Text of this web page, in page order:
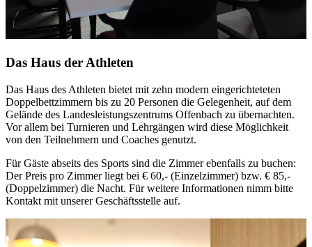
Das Haus der Athleten
Das Haus des Athleten bietet mit zehn modern eingerichteteten
Doppelbettzimmern bis zu 20 Personen die Gelegenheit, auf dem
Gelände des Landesleistungszentrums Offenbach zu übernachten.
Vor allem bei Turnieren und Lehrgängen wird diese Möglichkeit
von den Teilnehmern und Coaches genutzt.
Für Gäste abseits des Sports sind die Zimmer ebenfalls zu buchen:
Der Preis pro Zimmer liegt bei € 60,- (Einzelzimmer) bzw. € 85,-
(Doppelzimmer) die Nacht. Für weitere Informationen nimm bitte
Kontakt mit unserer Geschäftsstelle auf.